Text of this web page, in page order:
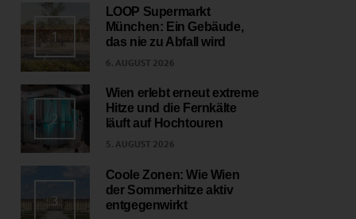
1
LOOP Supermarkt
München: Ein Gebäude,
das nie zu Abfall wird
6. AUGUST 2026
2
Wien erlebt erneut extreme
Hitze und die Fernkälte
läuft auf Hochtouren
5. AUGUST 2026
3
Coole Zonen: Wie Wien
der Sommerhitze aktiv
entgegenwirkt